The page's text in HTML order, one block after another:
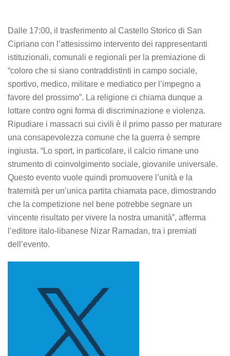
Dalle 17:00, il trasferimento al Castello Storico di San
Cipriano con l’attesissimo intervento dei rappresentanti
istituzionali, comunali e regionali per la premiazione di
“coloro che si siano contraddistinti in campo sociale,
sportivo, medico, militare e mediatico per l’impegno a
favore del prossimo”. La religione ci chiama dunque a
lottare contro ogni forma di discriminazione e violenza.
Ripudiare i massacri sui civili è il primo passo per maturare
una consapevolezza comune che la guerra è sempre
ingiusta. “Lo sport, in particolare, il calcio rimane uno
strumento di coinvolgimento sociale, giovanile universale.
Questo evento vuole quindi promuovere l’unità e la
fraternità per un’unica partita chiamata pace, dimostrando
che la competizione nel bene potrebbe segnare un
vincente risultato per vivere la nostra umanità”, afferma
l’editore italo-libanese Nizar Ramadan, tra i premiati
dell’evento.